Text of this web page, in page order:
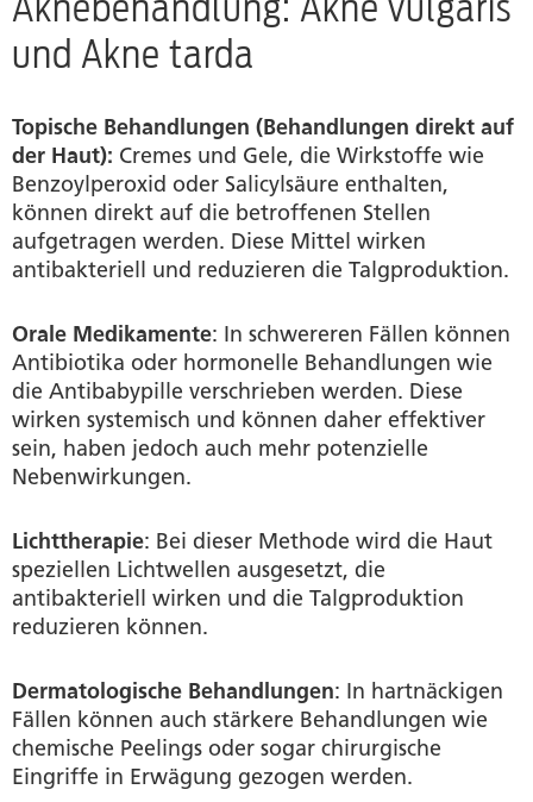
und Akne tarda
Topische Behandlungen (Behandlungen direkt auf
der Haut): Cremes und Gele, die Wirkstoffe wie
Benzoylperoxid oder Salicylsäure enthalten,
können direkt auf die betroffenen Stellen
aufgetragen werden. Diese Mittel wirken
antibakteriell und reduzieren die Talgproduktion.
Orale Medikamente: In schwereren Fällen können
Antibiotika oder hormonelle Behandlungen wie
die Antibabypille verschrieben werden. Diese
wirken systemisch und können daher effektiver
sein, haben jedoch auch mehr potenzielle
Nebenwirkungen.
Lichttherapie: Bei dieser Methode wird die Haut
speziellen Lichtwellen ausgesetzt, die
antibakteriell wirken und die Talgproduktion
reduzieren können.
Dermatologische Behandlungen: In hartnäckigen
Fällen können auch stärkere Behandlungen wie
chemische Peelings oder sogar chirurgische
Eingriffe in Erwägung gezogen werden.